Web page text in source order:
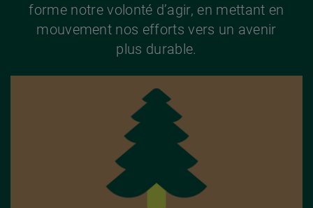
forme notre volonté d’agir, en mettant en
mouvement nos efforts vers un avenir
plus durable.